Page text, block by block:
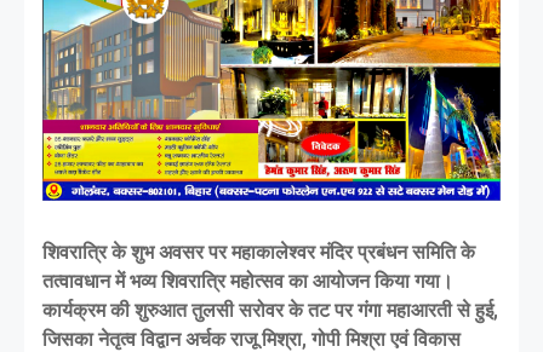
शिवरात्रि के शुभ अवसर पर महाकालेश्वर मंदिर प्रबंधन समिति के
तत्वावधान में भव्य शिवरात्रि महोत्सव का आयोजन किया गया।
कार्यक्रम की शुरुआत तुलसी सरोवर के तट पर गंगा महाआरती से हुई,
जिसका नेतृत्व विद्वान अर्चक राजू मिश्रा, गोपी मिश्रा एवं विकास